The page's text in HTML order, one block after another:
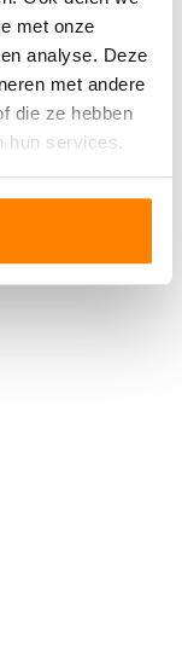
met onze
analyse. Deze
met andere
die ze hebben
hun services.